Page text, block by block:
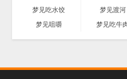
梦见吃水饺
梦见渡河
梦见咀嚼
梦见吃牛